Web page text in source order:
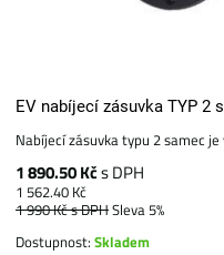
EV nabíjecí zásuvka TYP 2
Nabíjecí zásuvka typu 2 samec
1 890.50 Kčs DPH
1 562.40 Kč
1 990 Kčs DPHSleva 5%
Dostupnost:Skladem